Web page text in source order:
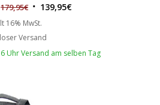
179,95€ 139,95€
16% MwSt.
Versand
Uhr Versand am selben Tag